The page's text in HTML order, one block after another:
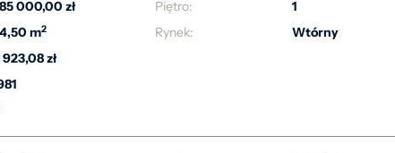
000,00 zł
m2
zł
Piętro:
1
Rynek:
Wtórny